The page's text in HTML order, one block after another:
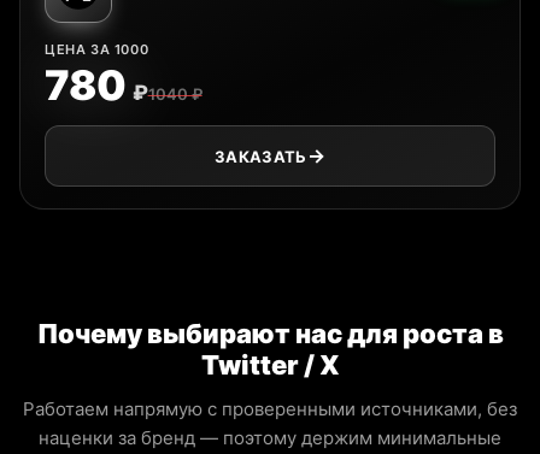
ЦЕНА ЗА 1000
1040 ₽
780 ₽
ЗАКАЗАТЬ
Почему выбирают нас для роста в
Twitter / X
Работаем напрямую с проверенными источниками, без
наценки за бренд — поэтому держим минимальные